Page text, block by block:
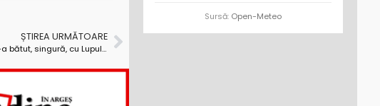
ȘTIREA URMĂTOARE
De neuitat! Primăria Valea Iașului s-a bătut, singură, cu Lupul Singuratic. Și a câștigat!
Sursă: Open-Meteo